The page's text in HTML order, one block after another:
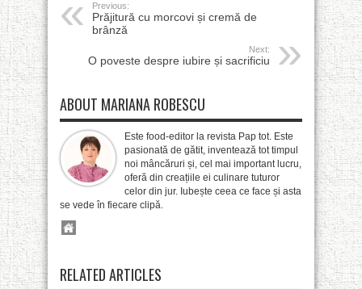
Previous:
Prăjitură cu morcovi și cremă de
brânză
Next:
O poveste despre iubire și sacrificiu
ABOUT MARIANA ROBESCU
Este food-editor la revista Pap tot. Este
pasionată de gătit, inventează tot timpul
noi mâncăruri și, cel mai important lucru,
oferă din creațiile ei culinare tuturor
celor din jur. Iubește ceea ce face și asta
se vede în fiecare clipă.
RELATED ARTICLES